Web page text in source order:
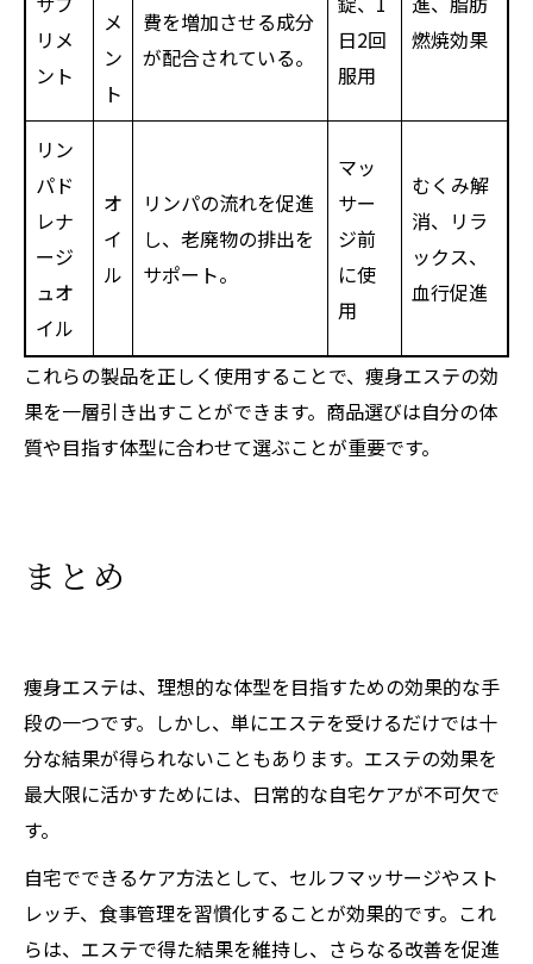
リメ
ント
メ
ン
ト
費を増加させる成分
が配合されている。
日2回
服用
燃焼効果
リン
パド
レナ
ージ
ュオ
イル
オ
イ
ル
リンパの流れを促進
し、老廃物の排出を
サポート。
マッ
サー
ジ前
に使
用
むくみ解
消、リラ
ックス、
血行促進
これらの製品を正しく使用することで、痩身エステの効
果を一層引き出すことができます。商品選びは自分の体
質や目指す体型に合わせて選ぶことが重要です。
まとめ
痩身エステは、理想的な体型を目指すための効果的な手
段の一つです。しかし、単にエステを受けるだけでは十
分な結果が得られないこともあります。エステの効果を
最大限に活かすためには、日常的な自宅ケアが不可欠で
す。
自宅でできるケア方法として、セルフマッサージやスト
レッチ、食事管理を習慣化することが効果的です。これ
らは、エステで得た結果を維持し、さらなる改善を促進